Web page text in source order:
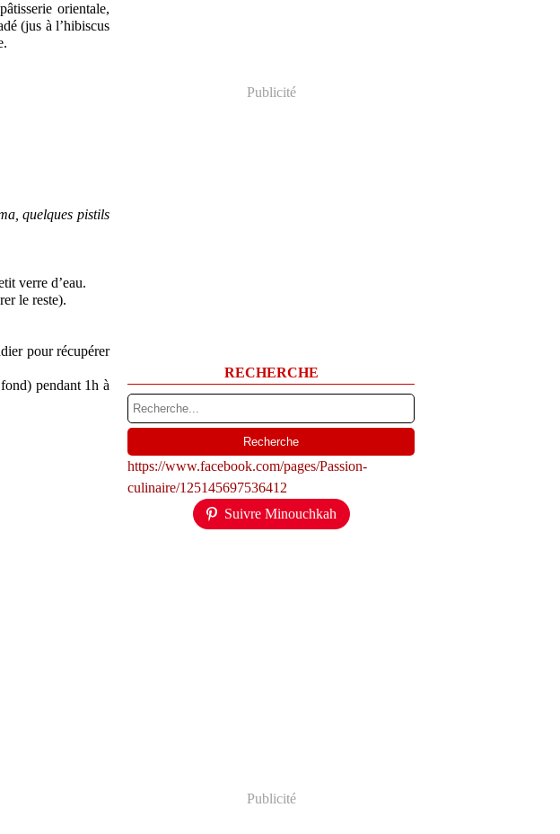
orientale,
(jus à l’hibiscus
quelques pistils
verre d’eau.
le reste).
pour récupérer
pendant 1h à
Publicité
RECHERCHE
https://www.facebook.com/pages/Passion-
culinaire/125145697536412
Suivre Minouchkah
Publicité